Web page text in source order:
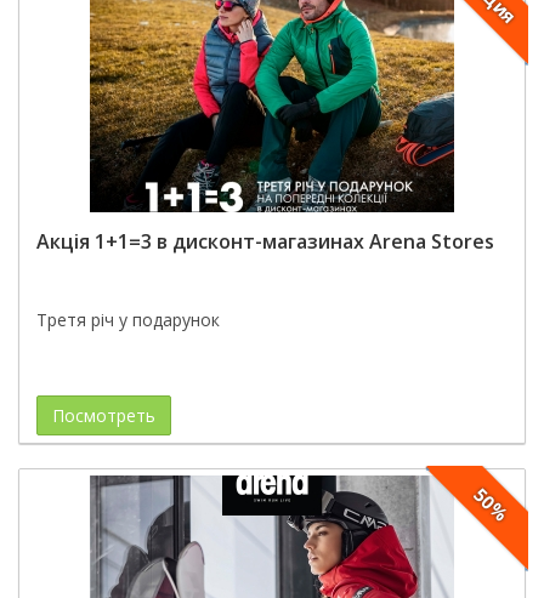
Акція 1+1=3 в дисконт-магазинах Arena Stores
Третя річ у подарунок
Посмотреть
50%